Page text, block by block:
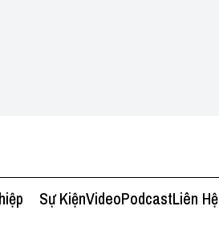
Sự KiệnVideoPodcastLiên Hệ